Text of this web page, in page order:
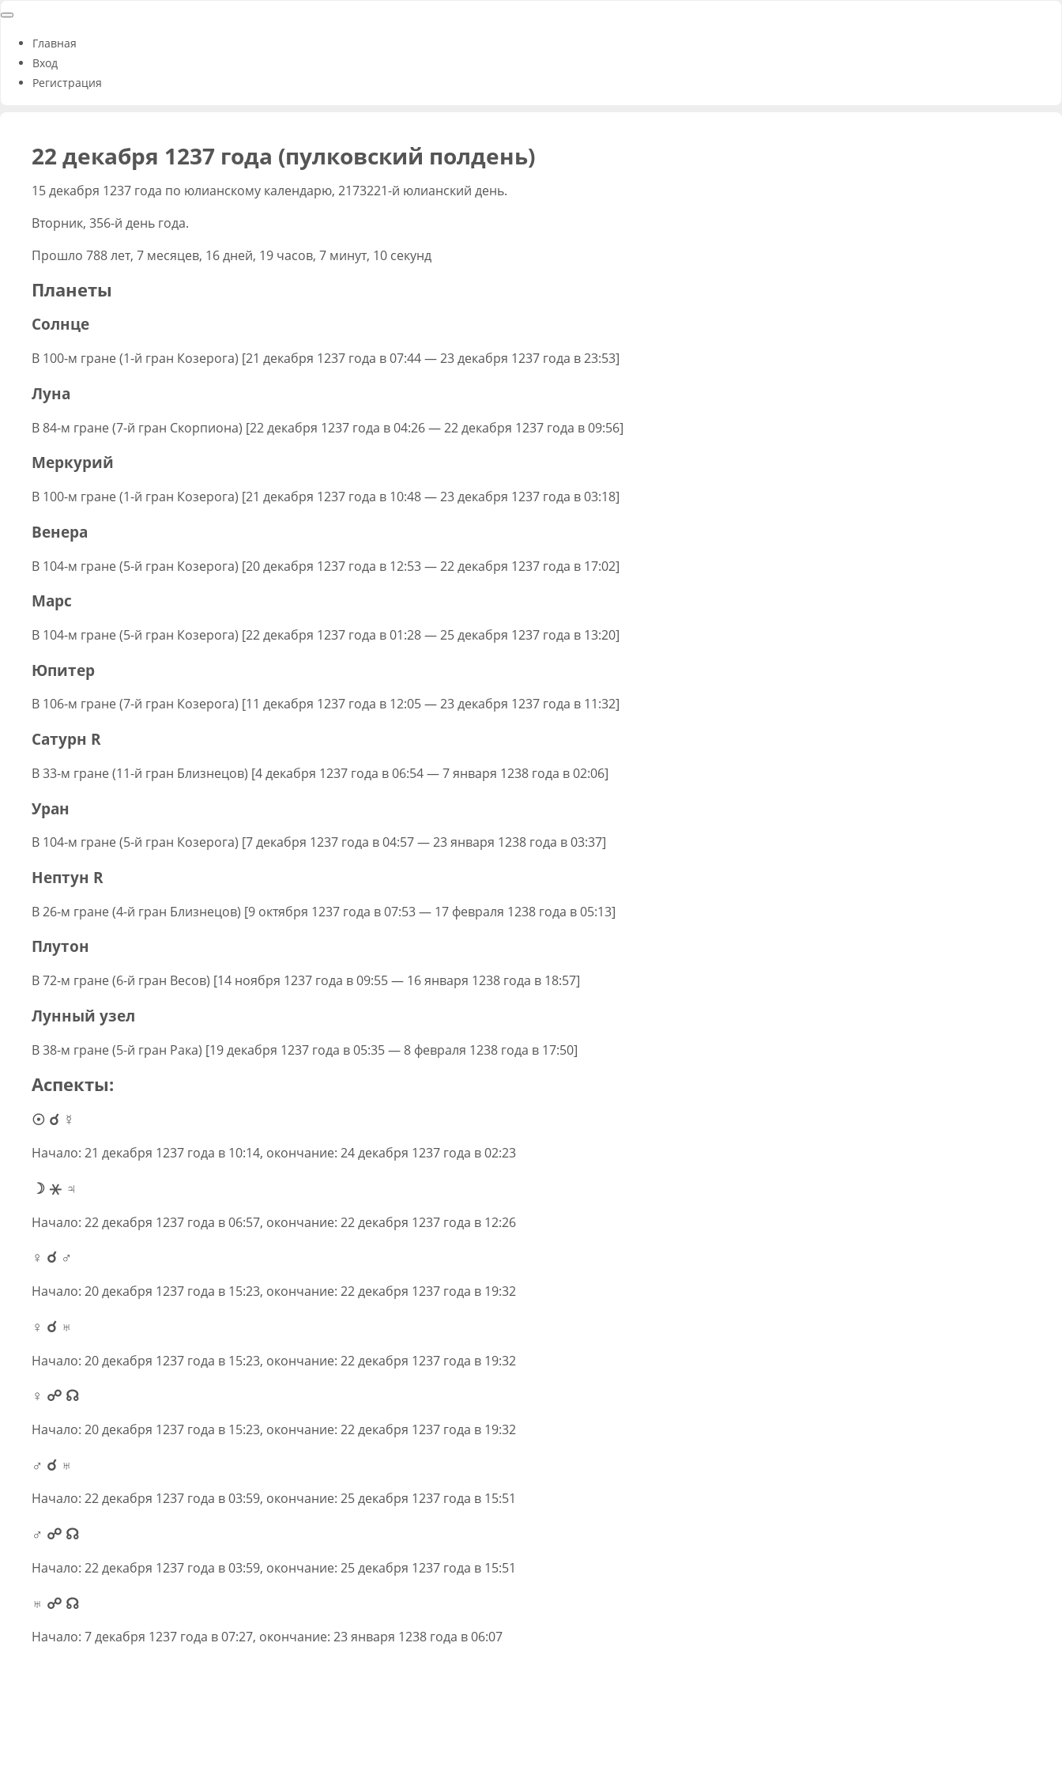
Главная
Вход
Регистрация
22 декабря 1237 года (пулковский полдень)
15 декабря 1237 года по юлианскому календарю, 2173221-й юлианский день.
Вторник, 356-й день года.
Прошло 788 лет, 7 месяцев, 16 дней, 19 часов, 7 минут, 10 секунд
Планеты
Солнце
В 100-м гране (1-й гран Козерога) [21 декабря 1237 года в 07:44 — 23 декабря 1237 года в 23:53]
Луна
В 84-м гране (7-й гран Скорпиона) [22 декабря 1237 года в 04:26 — 22 декабря 1237 года в 09:56]
Меркурий
В 100-м гране (1-й гран Козерога) [21 декабря 1237 года в 10:48 — 23 декабря 1237 года в 03:18]
Венера
В 104-м гране (5-й гран Козерога) [20 декабря 1237 года в 12:53 — 22 декабря 1237 года в 17:02]
Марс
В 104-м гране (5-й гран Козерога) [22 декабря 1237 года в 01:28 — 25 декабря 1237 года в 13:20]
Юпитер
В 106-м гране (7-й гран Козерога) [11 декабря 1237 года в 12:05 — 23 декабря 1237 года в 11:32]
Сатурн R
В 33-м гране (11-й гран Близнецов) [4 декабря 1237 года в 06:54 — 7 января 1238 года в 02:06]
Уран
В 104-м гране (5-й гран Козерога) [7 декабря 1237 года в 04:57 — 23 января 1238 года в 03:37]
Нептун R
В 26-м гране (4-й гран Близнецов) [9 октября 1237 года в 07:53 — 17 февраля 1238 года в 05:13]
Плутон
В 72-м гране (6-й гран Весов) [14 ноября 1237 года в 09:55 — 16 января 1238 года в 18:57]
Лунный узел
В 38-м гране (5-й гран Рака) [19 декабря 1237 года в 05:35 — 8 февраля 1238 года в 17:50]
Аспекты:
☉ ☌ ☿
Начало: 21 декабря 1237 года в 10:14, окончание: 24 декабря 1237 года в 02:23
☽ ⚹ ♃
Начало: 22 декабря 1237 года в 06:57, окончание: 22 декабря 1237 года в 12:26
♀ ☌ ♂
Начало: 20 декабря 1237 года в 15:23, окончание: 22 декабря 1237 года в 19:32
♀ ☌ ♅
Начало: 20 декабря 1237 года в 15:23, окончание: 22 декабря 1237 года в 19:32
♀ ☍ ☊
Начало: 20 декабря 1237 года в 15:23, окончание: 22 декабря 1237 года в 19:32
♂ ☌ ♅
Начало: 22 декабря 1237 года в 03:59, окончание: 25 декабря 1237 года в 15:51
♂ ☍ ☊
Начало: 22 декабря 1237 года в 03:59, окончание: 25 декабря 1237 года в 15:51
♅ ☍ ☊
Начало: 7 декабря 1237 года в 07:27, окончание: 23 января 1238 года в 06:07